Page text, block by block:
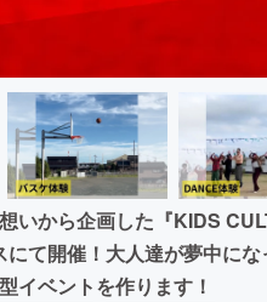
いから企画した『KIDS
て開催！大人達が夢中にな
イベントを作ります！